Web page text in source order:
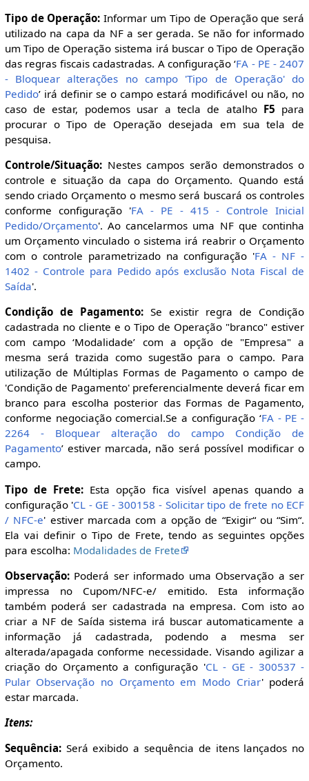
Tipo de Operação:Informar um Tipo de Operação que será
utilizado na capa da NF a ser gerada. Se não for informado
um Tipo de Operação sistema irá buscar o Tipo de Operação
das regras fiscais cadastradas. A configuração ‘FA - PE - 2407
- Bloquear alterações no campo 'Tipo de Operação' do
Pedido’ irá definir se o campo estará modificável ou não, no
caso de estar, podemos usar a tecla de atalho F5 para
procurar o Tipo de Operação desejada em sua tela de
pesquisa.
Controle/Situação: Nestes campos serão demonstrados o
controle e situação da capa do Orçamento. Quando está
sendo criado Orçamento o mesmo será buscará os controles
conforme configuração 'FA - PE - 415 - Controle Inicial
Pedido/Orçamento'. Ao cancelarmos uma NF que continha
um Orçamento vinculado o sistema irá reabrir o Orçamento
com o controle parametrizado na configuração 'FA - NF -
1402 - Controle para Pedido após exclusão Nota Fiscal de
Saída'.
Condição de Pagamento: Se existir regra de Condição
cadastrada no cliente e o Tipo de Operação "branco" estiver
com campo ‘Modalidade’ com a opção de "Empresa" a
mesma será trazida como sugestão para o campo. Para
utilização de Múltiplas Formas de Pagamento o campo de
'Condição de Pagamento' preferencialmente deverá ficar em
branco para escolha posterior das Formas de Pagamento,
conforme negociação comercial.Se a configuração ‘FA - PE -
2264 - Bloquear alteração do campo Condição de
Pagamento’ estiver marcada, não será possível modificar o
campo.
Tipo de Frete: Esta opção fica visível apenas quando a
configuração 'CL - GE - 300158 - Solicitar tipo de frete no ECF
/ NFC-e' estiver marcada com a opção de “Exigir“ ou “Sim“.
Ela vai definir o Tipo de Frete, tendo as seguintes opções
para escolha: Modalidades de Frete
Observação: Poderá ser informado uma Observação a ser
impressa no Cupom/NFC-e/ emitido. Esta informação
também poderá ser cadastrada na empresa. Com isto ao
criar a NF de Saída sistema irá buscar automaticamente a
informação já cadastrada, podendo a mesma ser
alterada/apagada conforme necessidade. Visando agilizar a
criação do Orçamento a configuração 'CL - GE - 300537 -
Pular Observação no Orçamento em Modo Criar' poderá
estar marcada.
Itens:
Sequência: Será exibido a sequência de itens lançados no
Orçamento.